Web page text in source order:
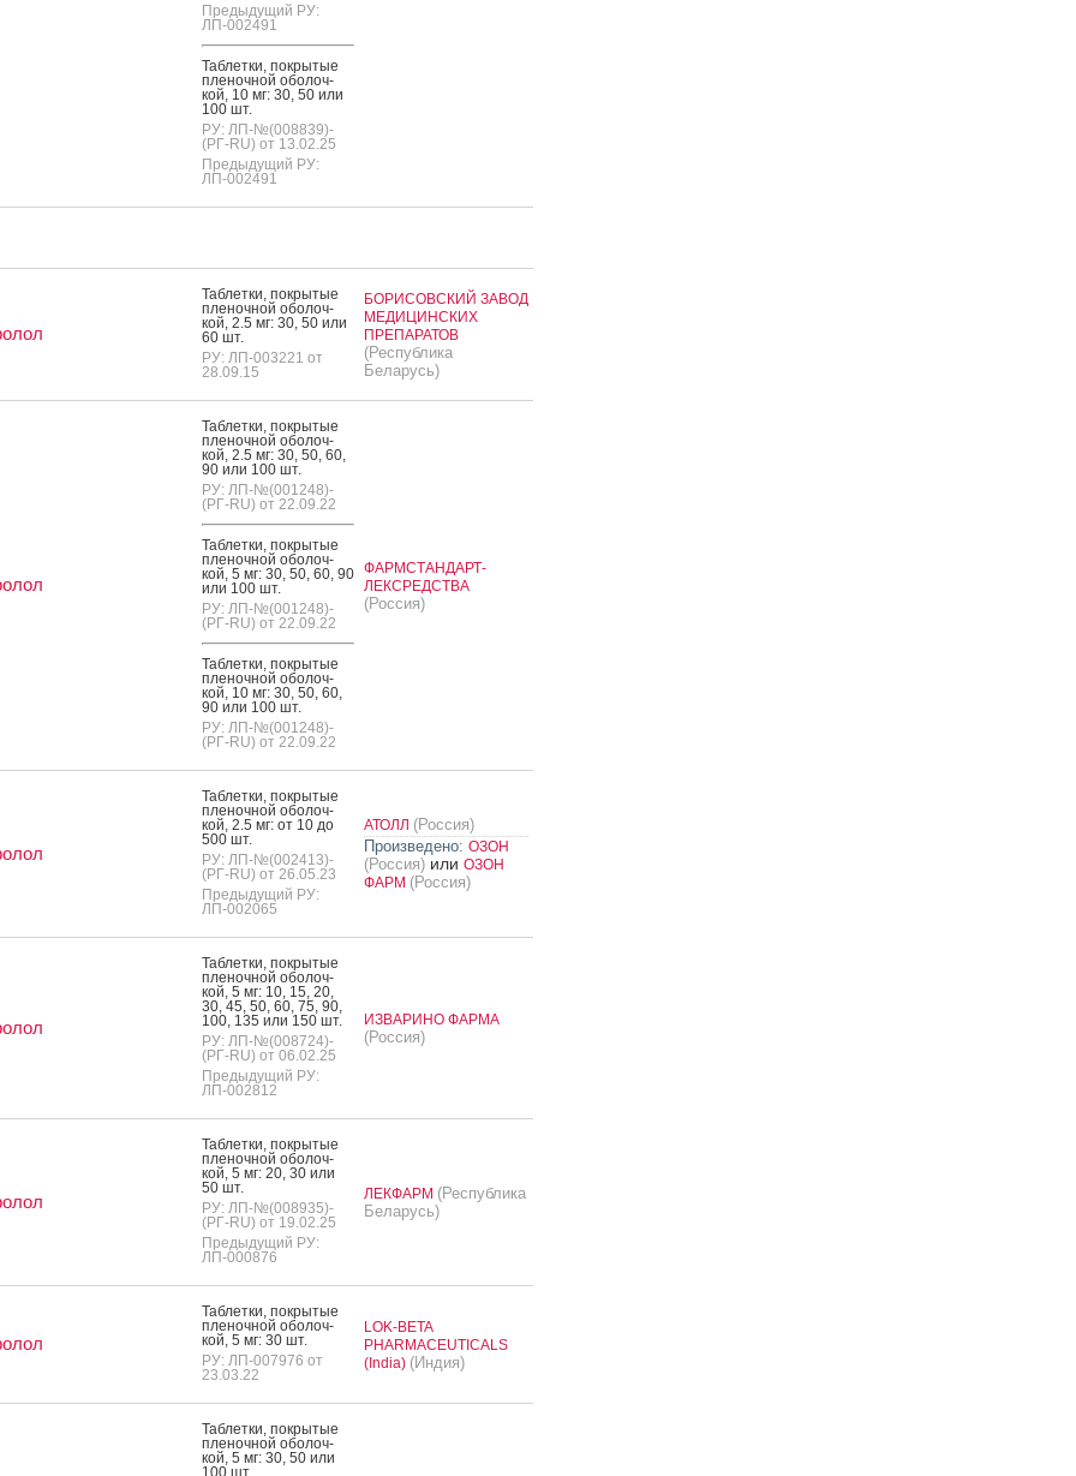
Предыдущий РУ:
ЛП-002491
Таб­летки, пок­ры­тые
пле­ноч­ной обо­лоч­
кой, 10 мг: 30, 50 или
100 шт.
РУ: ЛП-№(008839)-
(РГ-RU) от 13.02.25
Предыдущий РУ:
ЛП-002491
Таб­летки, пок­ры­тые
пле­ноч­ной обо­лоч­
кой, 2.5 мг: 30, 50 или
60 шт.
РУ: ЛП-003221 от
28.09.15
БОРИСОВСКИЙ ЗАВОД
МЕДИЦИНСКИХ
ПРЕПАРАТОВ
(Республика
Беларусь)
Таб­летки, пок­ры­тые
пле­ноч­ной обо­лоч­
кой, 2.5 мг: 30, 50, 60,
90 или 100 шт.
РУ: ЛП-№(001248)-
(РГ-RU) от 22.09.22
Таб­летки, пок­ры­тые
пле­ноч­ной обо­лоч­
кой, 5 мг: 30, 50, 60, 90
или 100 шт.
РУ: ЛП-№(001248)-
(РГ-RU) от 22.09.22
Таб­летки, пок­ры­тые
пле­ноч­ной обо­лоч­
кой, 10 мг: 30, 50, 60,
90 или 100 шт.
РУ: ЛП-№(001248)-
(РГ-RU) от 22.09.22
ФАРМСТАНДАРТ-
ЛЕКСРЕДСТВА
(Россия)
Таб­летки, пок­ры­тые
пле­ноч­ной обо­лоч­
кой, 2.5 мг: от 10 до
500 шт.
РУ: ЛП-№(002413)-
(РГ-RU) от 26.05.23
Предыдущий РУ:
ЛП-002065
АТОЛЛ (Россия)
Произведено: ОЗОН
(Россия)или ОЗОН
ФАРМ (Россия)
Таб­летки, пок­ры­тые
пле­ноч­ной обо­лоч­
кой, 5 мг: 10, 15, 20,
30, 45, 50, 60, 75, 90,
100, 135 или 150 шт.
РУ: ЛП-№(008724)-
(РГ-RU) от 06.02.25
Предыдущий РУ:
ЛП-002812
ИЗВАРИНО ФАРМА
(Россия)
Таб­летки, пок­ры­тые
пле­ноч­ной обо­лоч­
кой, 5 мг: 20, 30 или
50 шт.
РУ: ЛП-№(008935)-
(РГ-RU) от 19.02.25
Предыдущий РУ:
ЛП-000876
ЛЕКФАРМ (Республика
Беларусь)
Таб­летки, пок­ры­тые
пле­ноч­ной обо­лоч­
кой, 5 мг: 30 шт.
РУ: ЛП-007976 от
23.03.22
LOK-BETA
PHARMACEUTICALS
(India) (Индия)
Таб­летки, пок­ры­тые
пле­ноч­ной обо­лоч­
кой, 5 мг: 30, 50 или
100 шт.